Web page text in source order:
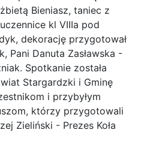
Bieniasz, taniec z
kl VIIIa pod
dekorację przygotował
Pani Danuta Zasławska -
Spotkanie została
Stargardzki i Gminę
i przybyłym
którzy przygotowali
Zieliński - Prezes Koła